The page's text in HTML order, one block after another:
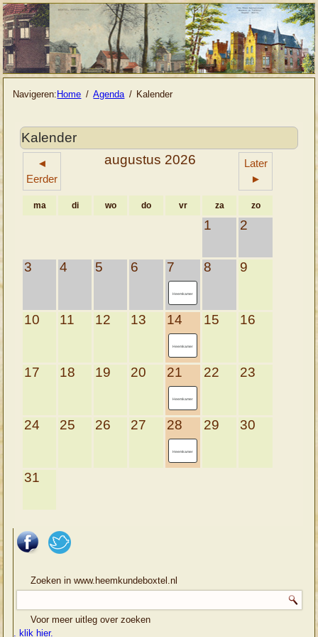
Navigeren: Home Agenda Kalender
Kalender
◄
Eerder
augustus 2026
Later
►
ma di wo do vr za zo
1 2
3 4 5 6 7
Heemkamer
8 9
10 11 12 13 14
Heemkamer
15 16
17 18 19 20 21
Heemkamer
22 23
24 25 26 27 28
Heemkamer
29 30
31
Zoeken in www.heemkundeboxtel.nl
Voor meer uitleg over zoeken
. klik hier.